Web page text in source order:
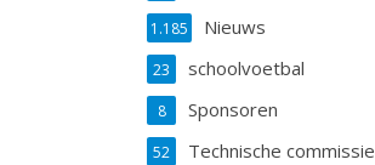
Nieuws
1.185
schoolvoetbal
23
Sponsoren
8
Technische commissie
52